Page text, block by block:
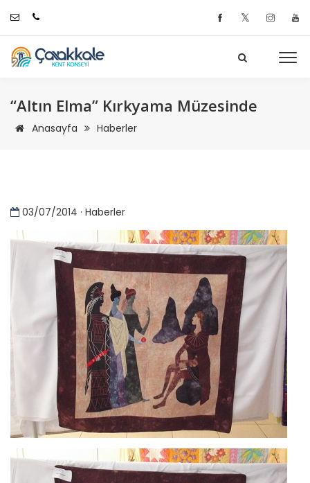
𝕏
“Altın Elma” Kırkyama Müzesinde
Anasayfa Haberler
03/07/2014 · Haberler